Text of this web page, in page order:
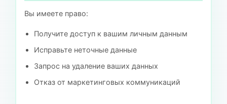
Вы имеете право:
Получите доступ к вашим личным данным
Исправьте неточные данные
Запрос на удаление ваших данных
Отказ от маркетинговых коммуникаций